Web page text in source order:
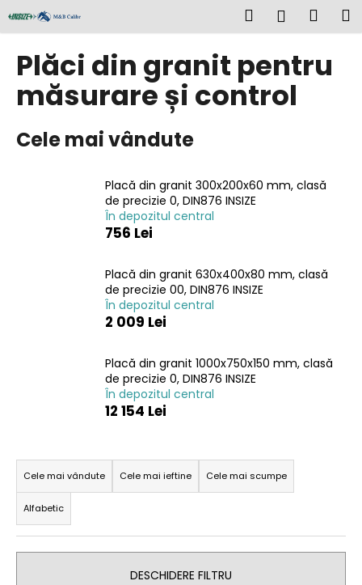
la
conținut
Căutare Coş
Plăci din granit pentru
măsurare și control
Cele mai vândute
Placă din granit 300x200x60 mm, clasă
de precizie 0, DIN876 INSIZE
În depozitul central
756 Lei
Placă din granit 630x400x80 mm, clasă
de precizie 00, DIN876 INSIZE
În depozitul central
2 009 Lei
Placă din granit 1000x750x150 mm, clasă
de precizie 0, DIN876 INSIZE
În depozitul central
12 154 Lei
S
e
l
e
c
Cele mai vândute Cele mai ieftine Cele mai scumpe
Alfabetic
DESCHIDERE FILTRU
C
o
C
e
c
ă
CĂUTARE
r
e
c
o
m
a